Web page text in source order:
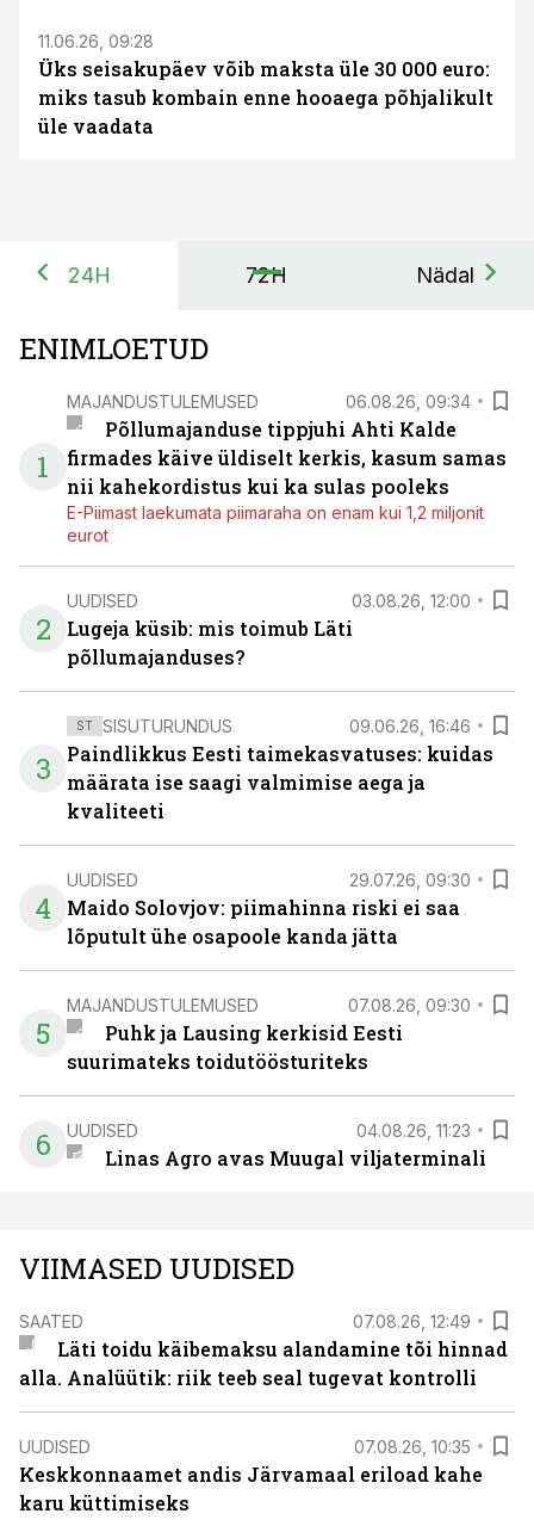
11.06.26, 09:28
Üks seisakupäev võib maksta üle 30 000 euro:
miks tasub kombain enne hooaega põhjalikult
üle vaadata
24H 72H Nädal
ENIMLOETUD
1
MAJANDUSTULEMUSED 06.08.26, 09:34
Põllumajanduse tippjuhi Ahti Kalde
firmades käive üldiselt kerkis, kasum samas
nii kahekordistus kui ka sulas pooleks
E-Piimast laekumata piimaraha on enam kui 1,2 miljonit
eurot
2
UUDISED 03.08.26, 12:00
Lugeja küsib: mis toimub Läti
põllumajanduses?
3
ST SISUTURUNDUS 09.06.26, 16:46
Paindlikkus Eesti taimekasvatuses: kuidas
määrata ise saagi valmimise aega ja
kvaliteeti
4
UUDISED 29.07.26, 09:30
Maido Solovjov: piimahinna riski ei saa
lõputult ühe osapoole kanda jätta
5
MAJANDUSTULEMUSED 07.08.26, 09:30
Puhk ja Lausing kerkisid Eesti
suurimateks toidutöösturiteks
6 UUDISED 04.08.26, 11:23
Linas Agro avas Muugal viljaterminali
VIIMASED UUDISED
SAATED 07.08.26, 12:49
Läti toidu käibemaksu alandamine tõi hinnad
alla. Analüütik: riik teeb seal tugevat kontrolli
UUDISED 07.08.26, 10:35
Keskkonnaamet andis Järvamaal eriload kahe
karu küttimiseks